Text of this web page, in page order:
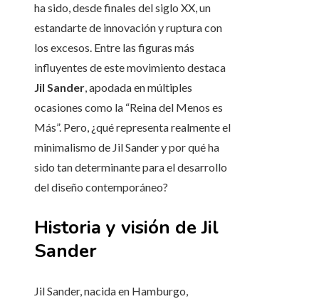
ha sido, desde finales del siglo XX, un
estandarte de innovación y ruptura con
los excesos. Entre las figuras más
influyentes de este movimiento destaca
Jil Sander, apodada en múltiples
ocasiones como la “Reina del Menos es
Más”. Pero, ¿qué representa realmente el
minimalismo de Jil Sander y por qué ha
sido tan determinante para el desarrollo
del diseño contemporáneo?
Historia y visión de Jil
Sander
Jil Sander, nacida en Hamburgo,